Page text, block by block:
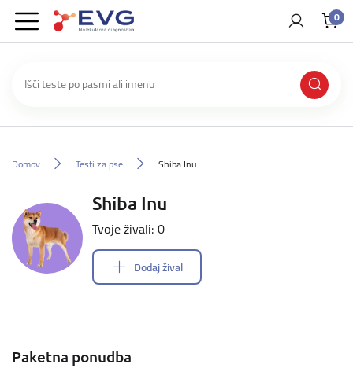
0
Domov Testi za pse Shiba Inu
Shiba Inu
Tvoje živali: 0
Dodaj žival
Paketna ponudba